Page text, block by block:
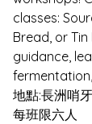
classes:
Bread, or
guidance,
地點:長洲哨
每班限六人